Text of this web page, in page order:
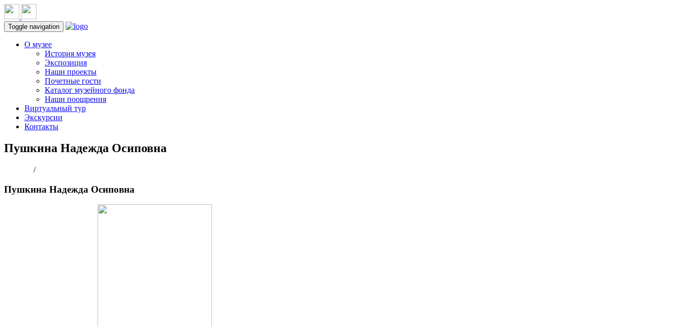
Toggle navigation
О музее
История музея
Экспозиция
Наши проекты
Почетные гости
Каталог музейного фонда
Наши поощрения
Виртуальный тур
Экскурсии
Контакты
Пушкина Надежда Осиповна
/
Пушкина Надежда Осиповна